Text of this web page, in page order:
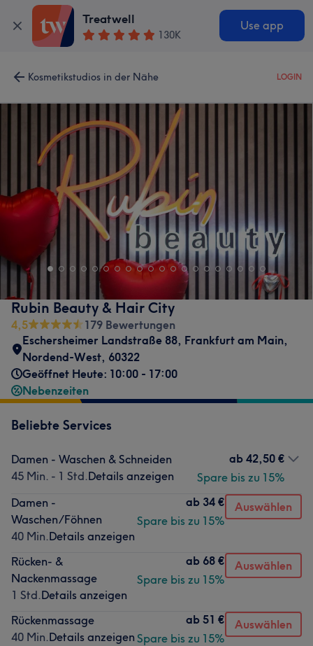
Treatwell
130K
Use app
Kosmetikstudios in der Nähe LOGIN
Rubin Beauty & Hair City
4,5
179 Bewertungen
Eschersheimer Landstraße 88, Frankfurt am Main,
Nordend-West, 60322
Geöffnet Heute: 10:00 - 17:00
Nebenzeiten
Beliebte Services
Damen - Waschen & Schneiden
45 Min. - 1 Std.Details anzeigen
ab 42,50 €
Spare bis zu 15%
Damen -
Waschen/Föhnen
40 Min.Details anzeigen
ab 34 €
Spare bis zu 15%
Auswählen
Rücken- &
Nackenmassage
1 Std.Details anzeigen
ab 68 €
Spare bis zu 15%
Auswählen
Rückenmassage
40 Min.Details anzeigen
ab 51 €
Spare bis zu 15%
Auswählen